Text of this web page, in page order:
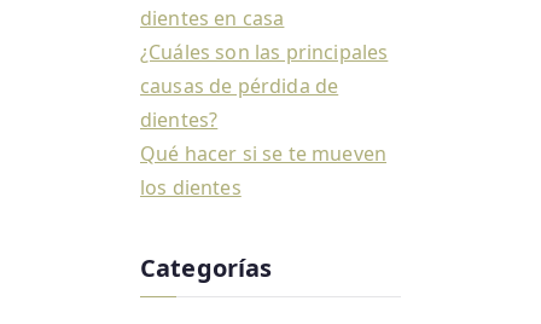
dientes en casa
¿Cuáles son las principales
causas de pérdida de
dientes?
Qué hacer si se te mueven
los dientes
Categorías